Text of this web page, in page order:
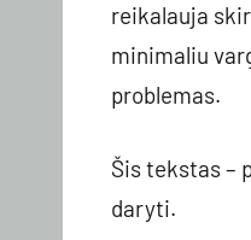
reikalauja
minimaliu
problemas.
Šis tekstas –
daryti.